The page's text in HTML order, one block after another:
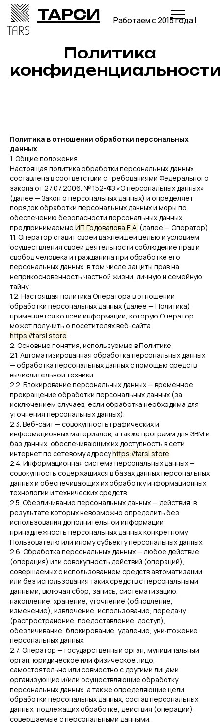
ТАРСИ
ТАРСИ
Каталог Примеры работ
Работаем с 2015 года |
О мастерской
Политика
Политика в отношении обработки персональных
данных
1. Общие положения
Настоящая политика обработки персональных данных
составлена в соответствии с требованиями Федерального
закона от 27.07.2006. № 152-ФЗ «О персональных данных»
(далее — Закон о персональных данных) и определяет
порядок обработки персональных данных и меры по
обеспечению безопасности персональных данных,
предпринимаемые ИП Годовалова Е.А. (далее — Оператор).
1.1. Оператор ставит своей важнейшей целью и условием
осуществления своей деятельности соблюдение прав и
свобод человека и гражданина при обработке его
персональных данных, в том числе защиты прав на
неприкосновенность частной жизни, личную и семейную
тайну.
1.2. Настоящая политика Оператора в отношении
обработки персональных данных (далее — Политика)
применяется ко всей информации, которую Оператор
может получить о посетителях веб-сайта
https://tarsi.store.
2. Основные понятия, используемые в Политике
2.1. Автоматизированная обработка персональных данных
— обработка персональных данных с помощью средств
вычислительной техники.
2.2. Блокирование персональных данных — временное
прекращение обработки персональных данных (за
исключением случаев, если обработка необходима для
уточнения персональных данных).
2.3. Веб-сайт — совокупность графических и
информационных материалов, а также программ для ЭВМ и
баз данных, обеспечивающих их доступность в сети
интернет по сетевому адресуhttps://tarsi.store.
2.4. Информационная система персональных данных —
совокупность содержащихся в базах данных персональных
данных и обеспечивающих их обработку информационных
технологий и технических средств.
2.5. Обезличивание персональных данных — действия, в
результате которых невозможно определить без
использования дополнительной информации
принадлежность персональных данных конкретному
Пользователю или иному субъекту персональных данных.
2.6. Обработка персональных данных — любое действие
(операция) или совокупность действий (операций),
совершаемых с использованием средств автоматизации
или без использования таких средств с персональными
данными, включая сбор, запись, систематизацию,
накопление, хранение, уточнение (обновление,
изменение), извлечение, использование, передачу
(распространение, предоставление, доступ),
обезличивание, блокирование, удаление, уничтожение
персональных данных.
2.7. Оператор — государственный орган, муниципальный
орган, юридическое или физическое лицо,
самостоятельно или совместно с другими лицами
организующие и/или осуществляющие обработку
персональных данных, а также определяющие цели
обработки персональных данных, состав персональных
данных, подлежащих обработке, действия (операции),
совершаемые с персональными данными.